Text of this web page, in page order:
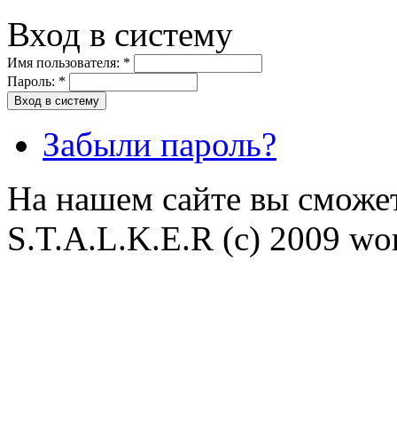
Вход в систему
Имя пользователя: *
Пароль: *
Забыли пароль?
На нашем сайте вы
S.T.A.L.K.E.R (с) 2009